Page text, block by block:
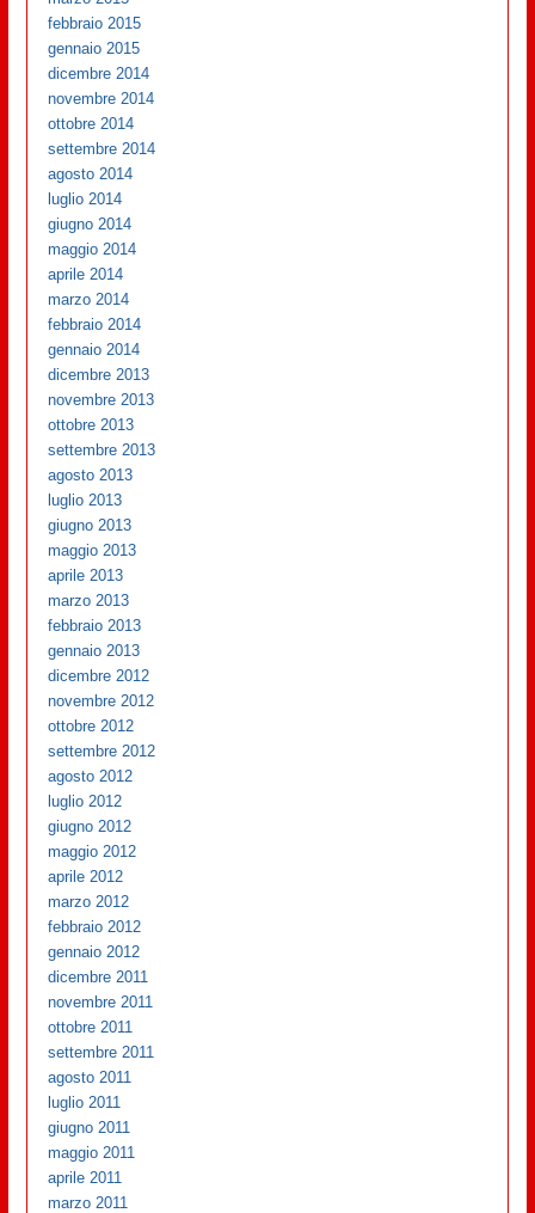
febbraio 2015
gennaio 2015
dicembre 2014
novembre 2014
ottobre 2014
settembre 2014
agosto 2014
luglio 2014
giugno 2014
maggio 2014
aprile 2014
marzo 2014
febbraio 2014
gennaio 2014
dicembre 2013
novembre 2013
ottobre 2013
settembre 2013
agosto 2013
luglio 2013
giugno 2013
maggio 2013
aprile 2013
marzo 2013
febbraio 2013
gennaio 2013
dicembre 2012
novembre 2012
ottobre 2012
settembre 2012
agosto 2012
luglio 2012
giugno 2012
maggio 2012
aprile 2012
marzo 2012
febbraio 2012
gennaio 2012
dicembre 2011
novembre 2011
ottobre 2011
settembre 2011
agosto 2011
luglio 2011
giugno 2011
maggio 2011
aprile 2011
marzo 2011